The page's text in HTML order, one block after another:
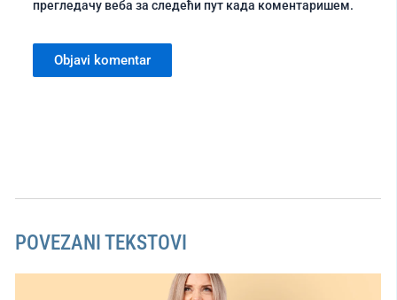
прегледачу веба за следећи пут када коментаришем.
POVEZANI TEKSTOVI